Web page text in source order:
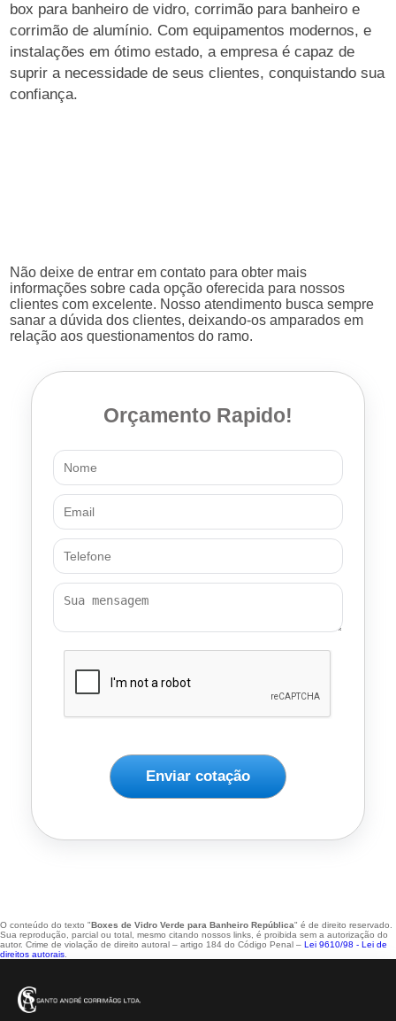
box para banheiro de vidro, corrimão para banheiro e
corrimão de alumínio. Com equipamentos modernos, e
instalações em ótimo estado, a empresa é capaz de
suprir a necessidade de seus clientes, conquistando sua
confiança.
Não deixe de entrar em contato para obter mais
informações sobre cada opção oferecida para nossos
clientes com excelente. Nosso atendimento busca sempre
sanar a dúvida dos clientes, deixando-os amparados em
relação aos questionamentos do ramo.
Orçamento Rapido!
Enviar cotação
O conteúdo do texto "Boxes de Vidro Verde para Banheiro República" é de direito reservado.
Sua reprodução, parcial ou total, mesmo citando nossos links, é proibida sem a autorização do
autor. Crime de violação de direito autoral – artigo 184 do Código Penal – Lei 9610/98 - Lei de
direitos autorais